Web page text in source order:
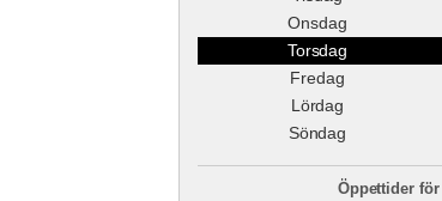
Onsdag
Torsdag
Fredag
Lördag
Söndag
Öppettider